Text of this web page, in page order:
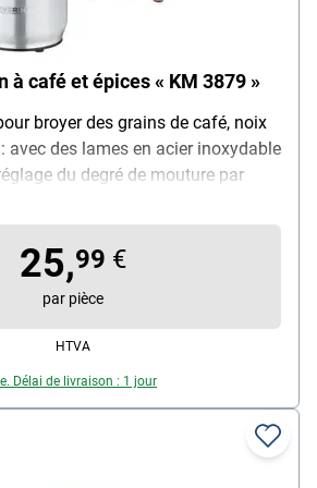
à café et épices « KM 3879 »
broyer des grains de café, noix
avec des lames en acier inoxydable
du degré de mouture par
couvercle (transparent), enrouleur
: env. 50 g, puissance : 150
inoxydable, poids : 700 g, couleur :
(L/P/H) : 108 / 105 / 185 mm,
: 1 moulin à café et à épices
25,99 €
par pièce
HTVA
Délai de livraison : 1 jour